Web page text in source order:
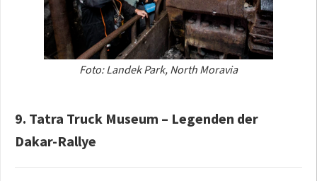
Foto: Landek Park, North Moravia
9. Tatra Truck Museum – Legenden der
Dakar-Rallye